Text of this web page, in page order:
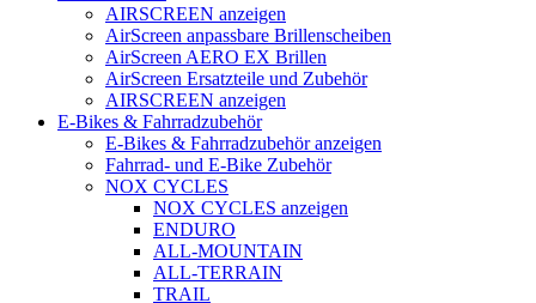
AIRSCREEN anzeigen
AirScreen anpassbare Brillenscheiben
AirScreen AERO EX Brillen
AirScreen Ersatzteile und Zubehör
AIRSCREEN anzeigen
E-Bikes & Fahrradzubehör
E-Bikes & Fahrradzubehör anzeigen
Fahrrad- und E-Bike Zubehör
NOX CYCLES
NOX CYCLES anzeigen
ENDURO
ALL-MOUNTAIN
ALL-TERRAIN
TRAIL